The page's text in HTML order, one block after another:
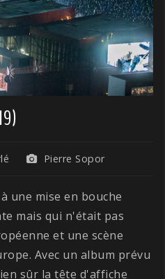
Pierre Sopor
une mise en bouche
mais qui n'était pas
et une scène
Avec un album prévu
sûr la tête d'affiche